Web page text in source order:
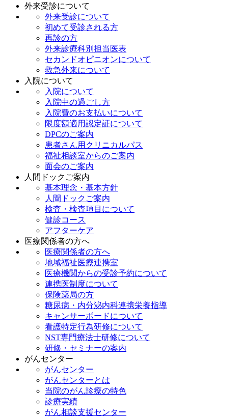
外来受診について
外来受診について
初めて受診される方
再診の方
外来診療科別担当医表
セカンドオピニオンについて
救急外来について
入院について
入院について
入院中の過ごし方
入院費のお支払いについて
限度額適用認定証について
DPCのご案内
患者さん用クリニカルパス
福祉相談室からのご案内
面会のご案内
人間ドックご案内
基本理念・基本方針
人間ドックご案内
検査・検査項目について
健診コース
アフターケア
医療関係者の方へ
医療関係者の方へ
地域福祉医療連携室
医療機関からの受診予約について
連携医制度について
保険薬局の方
糖尿病・内分泌内科連携栄養指導
キャンサーボードについて
看護特定行為研修について
NST専門療法士研修について
研修・セミナーの案内
がんセンター
がんセンター
がんセンターとは
当院のがん診療の特色
診療実績
がん相談支援センター